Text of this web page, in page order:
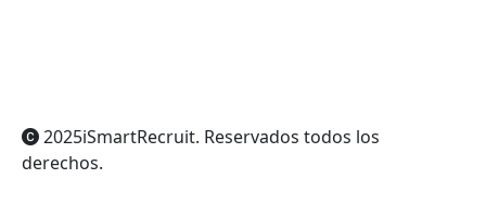
2025iSmartRecruit. Reservados todos los
derechos.